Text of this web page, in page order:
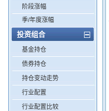
阶段涨幅
季/年度涨幅
投资组合
基金持仓
债券持仓
持仓变动走势
行业配置
行业配置比较